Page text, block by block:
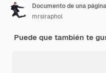
Documento de una
mrsiraphol
Puede que también te